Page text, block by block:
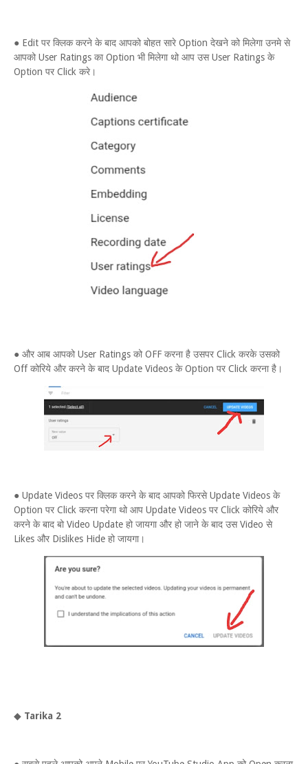
● Edit पर क्लिक करने के बाद आपको बोहत सारे Option देखने को मिलेगा उनमे से
आपको User Ratings का Option भी मिलेगा थो आप उस User Ratings के
Option पर Click करे।
● और आब आपको User Ratings को OFF करना है उसपर Click करके उसको
Off कोरिये और करने के बाद Update Videos के Option पर Click करना है।
● Update Videos पर क्लिक करने के बाद आपको फिरसे Update Videos के
Option पर Click करना परेगा थो आप Update Videos पर Click कोरिये और
करने के बाद बो Video Update हो जायगा और हो जाने के बाद उस Video से
Likes और Dislikes Hide हो जायगा।
◆ Tarika 2